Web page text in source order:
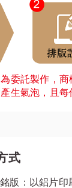
委託製作，
生氣泡，且
式
版：以鋁片